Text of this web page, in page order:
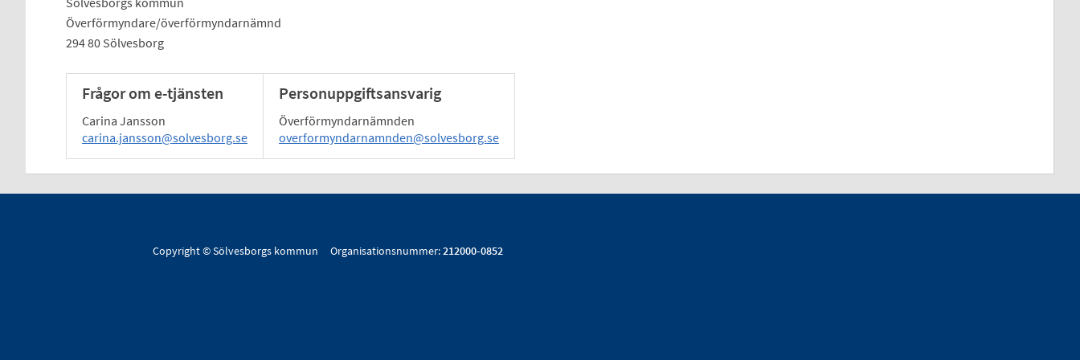
Överförmyndare/överförmyndarnämnd
294 80 Sölvesborg
Frågor om e-tjänsten
Carina Jansson
carina.jansson@solvesborg.se
Personuppgiftsansvarig
Överförmyndarnämnden
overformyndarnamnden@solvesborg.se
Copyright © Sölvesborgs kommun Organisationsnummer:212000-0852